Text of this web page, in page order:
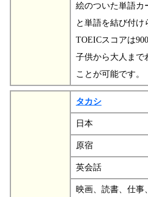
絵のついた単語カ
と単語を結び付け
TOEICスコアは
子供から大人まで
ことが可能です。
タカシ
日本
原宿
英会話
映画、読書、仕事